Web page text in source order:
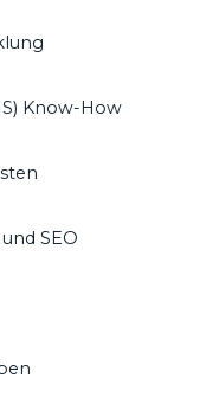
Know-How
SEO